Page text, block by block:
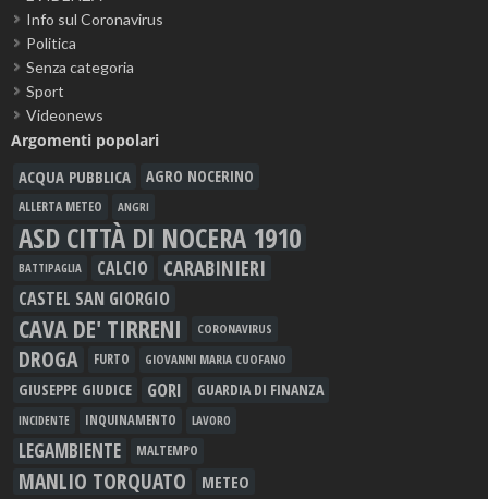
Info sul Coronavirus
Politica
Senza categoria
Sport
Videonews
Argomenti popolari
ACQUA PUBBLICA AGRO NOCERINO
ALLERTA METEO ANGRI
ASD CITTÀ DI NOCERA 1910
BATTIPAGLIA CALCIO CARABINIERI
CASTEL SAN GIORGIO
CAVA DE' TIRRENI CORONAVIRUS
DROGA FURTO GIOVANNI MARIA CUOFANO
GIUSEPPE GIUDICE GORI GUARDIA DI FINANZA
INCIDENTE INQUINAMENTO LAVORO
LEGAMBIENTE MALTEMPO
MANLIO TORQUATO METEO